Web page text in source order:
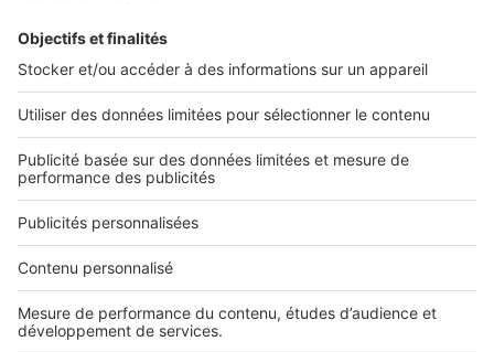
Retrouvez-nous sur ...
L'ENTREPRISE
Qui sommes-nous ?
Nous contacter
Nous recrutons
NOS APPLICATIONS
Découvrez nos applications